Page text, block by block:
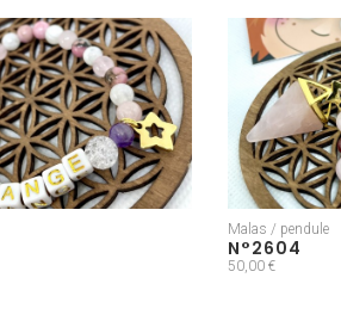
Malas / pendule
N°2604
50,00 €